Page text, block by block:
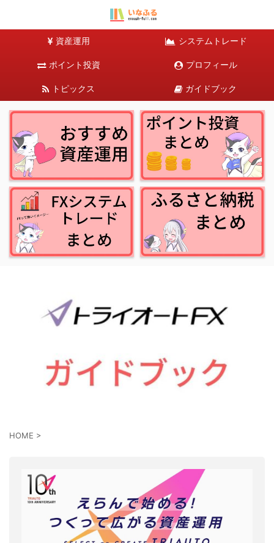
資産運用 システムトレード
ポイント投資 プロフィール
トピックス ガイドブック
HOME >